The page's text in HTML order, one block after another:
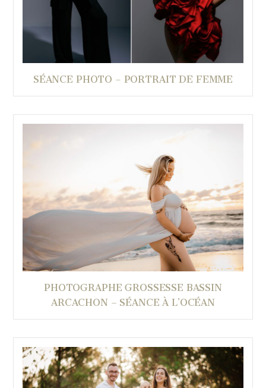
SÉANCE PHOTO – PORTRAIT DE FEMME
PHOTOGRAPHE GROSSESSE BASSIN
ARCACHON – SÉANCE À L’OCÉAN